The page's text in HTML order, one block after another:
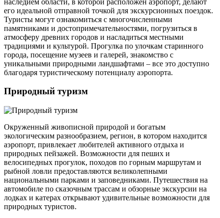
его идеальной отправной точкой для экскурсионных поездок.
Туристы могут ознакомиться с многочисленными
памятниками и достопримечательностями, погрузиться в
атмосферу древних городов и насладиться местными
традициями и культурой. Прогулка по улочкам старинного
города, посещение музеев и галерей, знакомство с
уникальными природными ландшафтами – все это доступно
благодаря туристическому потенциалу аэропорта.
Природный туризм
Окруженный живописной природой и богатым
экологическим разнообразием, регион, в котором находится
аэропорт, привлекает любителей активного отдыха и
природных пейзажей. Возможности для пеших и
велосипедных прогулок, походов по горным маршрутам и
рыбной ловли предоставляются великолепными
национальными парками и заповедниками. Путешествия на
автомобиле по сказочным трассам и обзорные экскурсии на
лодках и катерах открывают удивительные возможности для
природных туристов.